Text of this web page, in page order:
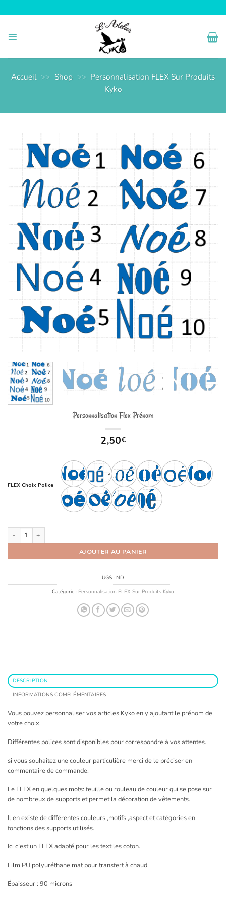
au
Accueil >> Shop >> Personnalisation FLEX Sur Produits
Kyko
Personnalisation Flex Prénom
2,50€
FLEX Choix Police
quantité de Personnalisation Flex Prénom
AJOUTER AU PANIER
UGS : ND
Catégorie : Personnalisation FLEX Sur Produits Kyko
DESCRIPTION
INFORMATIONS COMPLÉMENTAIRES
Vous pouvez personnaliser vos articles Kyko en y ajoutant le prénom de
votre choix.
Différentes polices sont disponibles pour correspondre à vos attentes.
si vous souhaitez une couleur particulière merci de le préciser en
commentaire de commande.
Le FLEX en quelques mots: feuille ou rouleau de couleur qui se pose sur
de nombreux de supports et permet la décoration de vêtements.
Il en existe de différentes couleurs ,motifs ,aspect et catégories en
fonctions des supports utilisés.
Ici c’est un FLEX adapté pour les textiles coton.
Film PU polyuréthane mat pour transfert à chaud.
Épaisseur : 90 microns